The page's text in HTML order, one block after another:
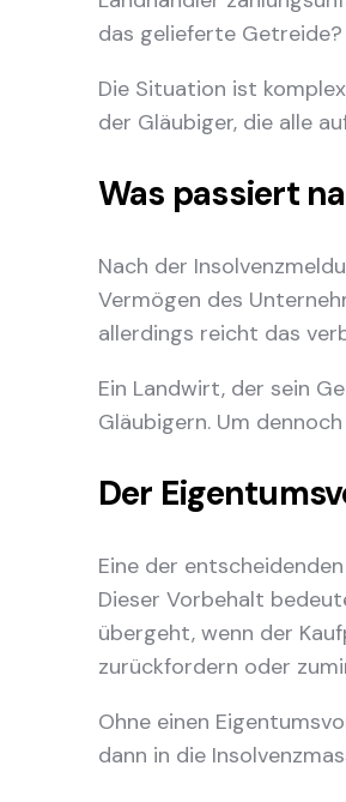
das gelieferte Getreide?
Die Situation ist
der Gläubiger, die alle
Was passiert
Nach der
Vermögen des
allerdings reicht das
Ein Landwirt, der sein
Gläubigern. Um
Der
Eine der
Dieser Vorbehalt
übergeht, wenn der
zurückfordern oder
Ohne einen
dann in die